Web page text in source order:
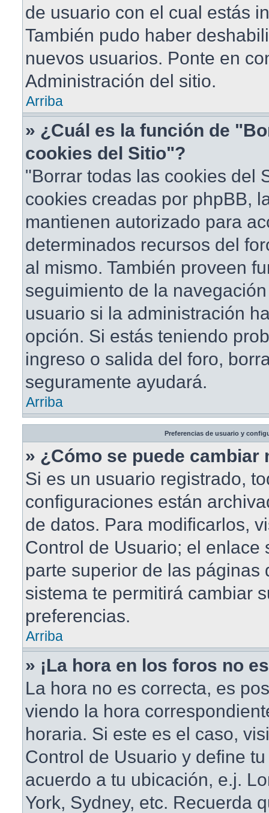
de usuario con el cual estás
También pudo haber
nuevos usuarios. Ponte en
Administración del sitio.
Arriba
» ¿Cuál es la función de
cookies del Sitio"?
"Borrar todas las cookies del
cookies creadas por phpBB,
mantienen autorizado para
determinados recursos del
al mismo. También proveen
seguimiento de la
usuario si la administración
opción. Si estás teniendo
ingreso o salida del foro,
seguramente ayudará.
Arriba
Preferencias de usuario y
» ¿Cómo se puede
Si es un usuario registrado,
configuraciones están
de datos. Para modificarlos,
Control de Usuario; el enlace
parte superior de las páginas
sistema te permitirá cambiar
preferencias.
Arriba
» ¡La hora en los foros no
La hora no es correcta, es
viendo la hora
horaria. Si este es el caso,
Control de Usuario y define
acuerdo a tu ubicación, e.j.
York, Sydney, etc. Recuerda